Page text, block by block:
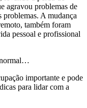
agravou problemas de
problemas. A mudança
também foram
pessoal e profissional
normal…
importante e pode
para lidar com a